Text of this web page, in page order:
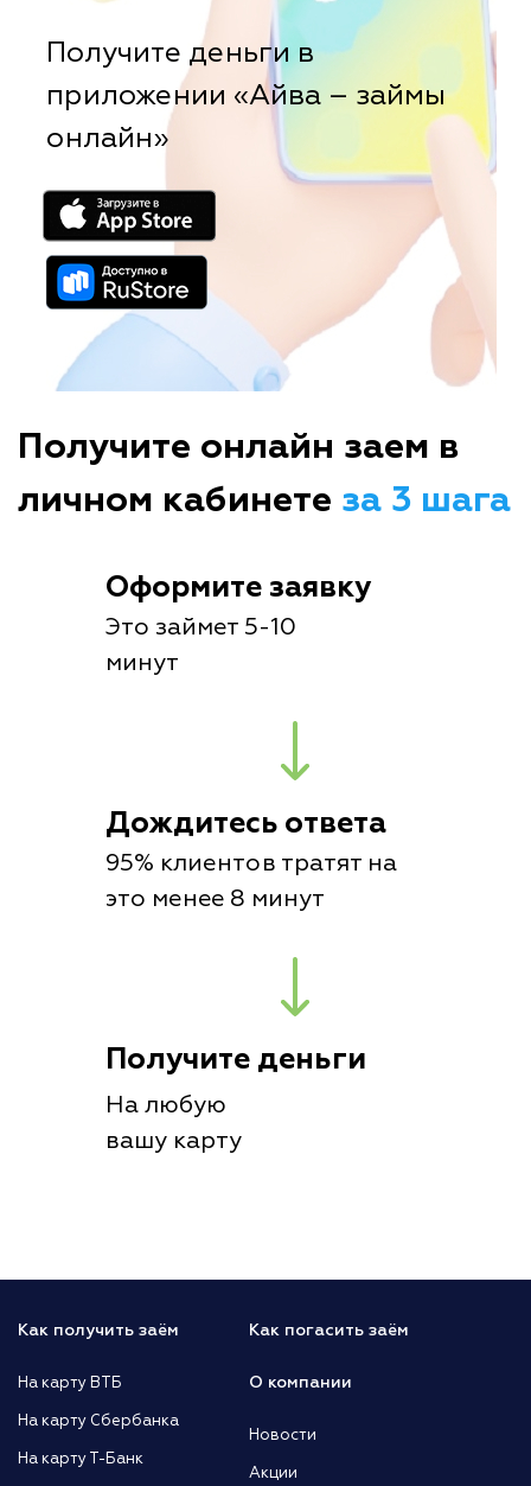
Получите деньги в
приложении «Айва – займы
онлайн»
Получите онлайн заем в
личном кабинете за 3 шага
Оформите заявку
Это займет 5-10
минут
Дождитесь ответа
95% клиентов тратят на
это менее 8 минут
Получите деньги
На любую
вашу карту
Как получить заём
На карту ВТБ
На карту Сбербанка
На карту Т-Банк
Как погасить заём
О компании
Новости
Акции